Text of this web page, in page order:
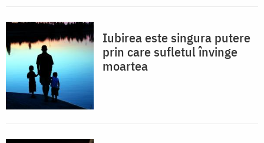
Iubirea este singura putere
prin care sufletul învinge
moartea